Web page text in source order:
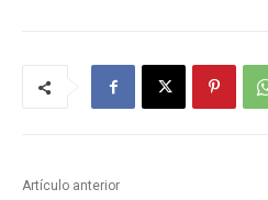
Artículo anterior